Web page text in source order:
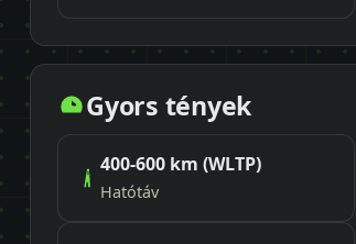
Gyors tények
400-600 km (WLTP)
Hatótáv